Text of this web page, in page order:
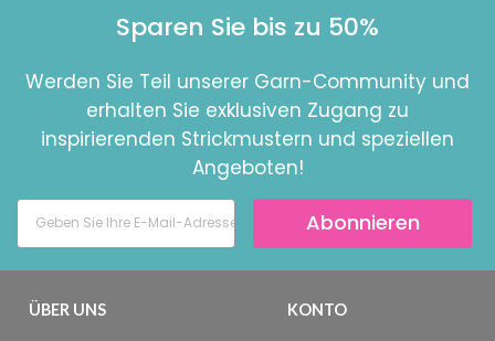
Sparen Sie bis zu 50%
Werden Sie Teil unserer Garn-Community und
erhalten Sie exklusiven Zugang zu
inspirierenden Strickmustern und speziellen
Angeboten!
Abonnieren
ÜBER UNS KONTO